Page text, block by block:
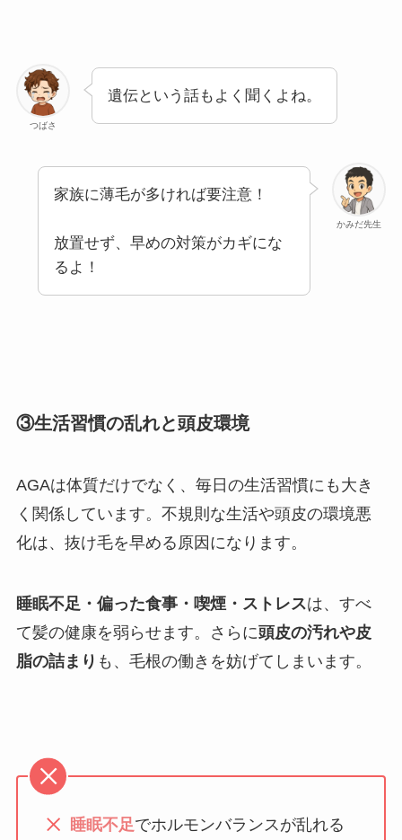
つばさ
遺伝という話もよく聞くよね。
かみだ先生
家族に薄毛が多ければ要注意！
放置せず、早めの対策がカギにな
るよ！
③生活習慣の乱れと頭皮環境
AGAは体質だけでなく、毎日の生活習慣にも大き
く関係しています。不規則な生活や頭皮の環境悪
化は、抜け毛を早める原因になります。
睡眠不足・偏った食事・喫煙・ストレスは、すべ
て髪の健康を弱らせます。さらに頭皮の汚れや皮
脂の詰まり も、毛根の働きを妨げてしまいます。
睡眠不足でホルモンバランスが乱れる